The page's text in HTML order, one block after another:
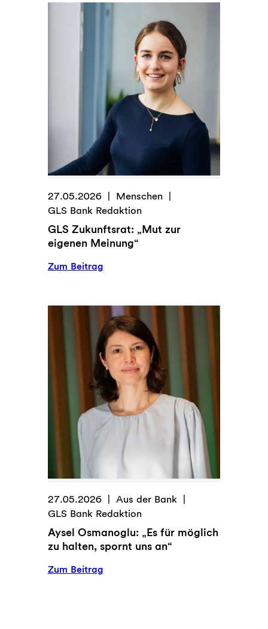
Haltung:
Zukunftsmut
Angebot
27.05.2026
Menschen
GLS Bank Redaktion
GLS Zukunftsrat: „Mut zur
eigenen Meinung“
Zum Beitrag:
„Mut
zur
eigenen
Meinung“
27.05.2026
Aus der Bank
GLS Bank Redaktion
Aysel Osmanoglu: „Es für möglich
zu halten, spornt uns an“
Zum Beitrag: